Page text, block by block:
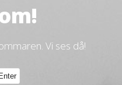
Vi ses då!